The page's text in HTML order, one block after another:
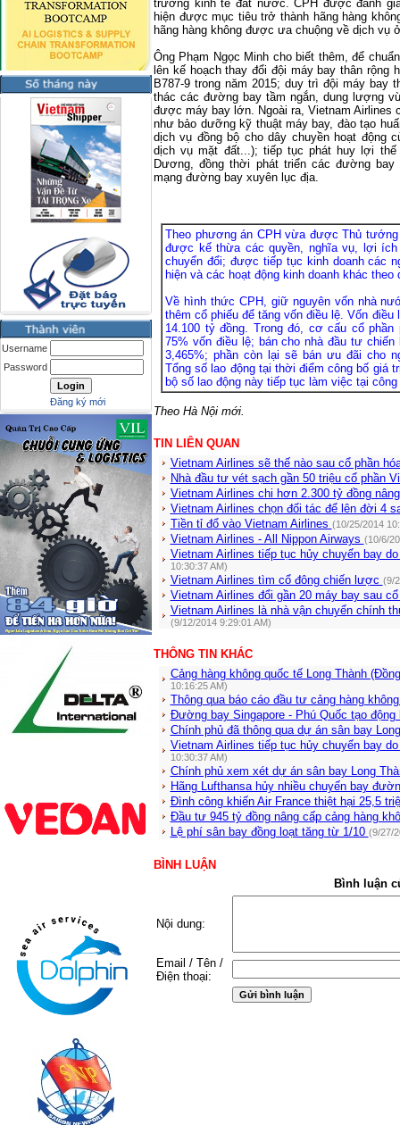
Username
Password
Đăng ký mới
trưởng kinh tế đất nước. CPH được đánh
hiện được mục tiêu trở thành hãng hàng
hãng hàng không được ưa chuộng về dịch vụ
Ông Phạm Ngọc Minh cho biết thêm, để
lên kế hoạch thay đổi đội máy bay thân rộng
B787-9 trong năm 2015; duy trì đội máy bay
thác các đường bay tầm ngắn, dung lượng
được máy bay lớn. Ngoài ra, Vietnam
như bảo dưỡng kỹ thuật máy bay, đào tạo
dịch vụ đồng bộ cho dây chuyền hoạt động
dịch vụ mặt đất...); tiếp tục phát huy lợi
Dương, đồng thời phát triển các đường
mạng đường bay xuyên lục địa.
Theo phương án CPH vừa được Thủ
được kế thừa các quyền, nghĩa vụ, lợi
chuyển đổi; được tiếp tục kinh doanh các
hiện và các hoạt động kinh doanh khác theo
Về hình thức CPH, giữ nguyên vốn nhà
thêm cổ phiếu để tăng vốn điều lệ. Vốn
14.100 tỷ đồng. Trong đó, cơ cấu cổ
75% vốn điều lệ; bán cho nhà đầu tư
3,465%; phần còn lại sẽ bán ưu đãi cho
Tổng số lao động tại thời điểm công bố giá
bộ số lao động này tiếp tục làm việc tại
Theo Hà Nội mới.
TIN LIÊN QUAN
Vietnam Airlines sẽ thế nào sau cổ phần
Nhà đầu tư vét sạch gần 50 triệu cổ phần
Vietnam Airlines chi hơn 2.300 tỷ đồng
Vietnam Airlines chọn đối tác để lên đời 4
Tiền tỉ đổ vào Vietnam Airlines (10/25/2014
Vietnam Airlines - All Nippon Airways (10/6/
Vietnam Airlines tiếp tục hủy chuyến bay
10:30:37 AM)
Vietnam Airlines tìm cổ đông chiến lược (9/
Vietnam Airlines đổi gần 20 máy bay sau
Vietnam Airlines là nhà vận chuyển chính
(9/12/2014 9:29:01 AM)
THÔNG TIN KHÁC
Cảng hàng không quốc tế Long Thành
10:16:25 AM)
Thông qua báo cáo đầu tư cảng hàng
Đường bay Singapore - Phú Quốc tạo
Chính phủ đã thông qua dự án sân bay
Vietnam Airlines tiếp tục hủy chuyến bay
10:30:37 AM)
Chính phủ xem xét dự án sân bay Long
Hãng Lufthansa hủy nhiều chuyến bay
Đình công khiến Air France thiệt hại 25,5
Đầu tư 945 tỷ đồng nâng cấp cảng hàng
Lệ phí sân bay đồng loạt tăng từ 1/10 (9/27/
BÌNH LUẬN
Bình luận
Nội dung:
Email / Tên /
Điện thoại: